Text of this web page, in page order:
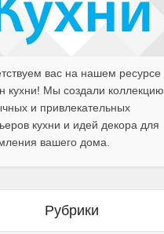
вас на нашем ресурсе
кухни! Мы создали коллекцию
и привлекательных
кухни и идей декора для
вашего дома.
Рубрики